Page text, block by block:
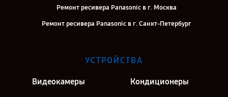
Ремонт ресивера Panasonic в г. Москва
Ремонт ресивера Panasonic в г. Санкт-Петербург
УСТРОЙСТВА
Видеокамеры Кондиционеры